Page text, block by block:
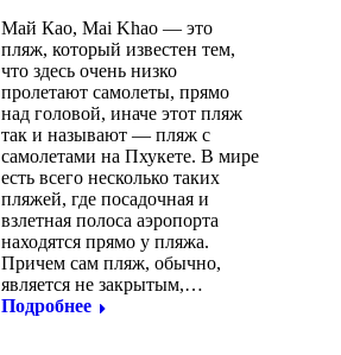
Май Као, Mai Khao — это
пляж, который известен тем,
что здесь очень низко
пролетают самолеты, прямо
над головой, иначе этот пляж
так и называют — пляж с
самолетами на Пхукете. В мире
есть всего несколько таких
пляжей, где посадочная и
взлетная полоса аэропорта
находятся прямо у пляжа.
Причем сам пляж, обычно,
является не закрытым,…
Подробнее